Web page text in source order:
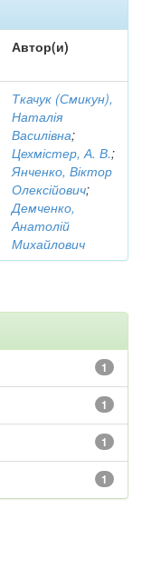
Автор(и)
Ткачук (Смикун),
Наталія
Василівна;
Цехмістер, А. В.;
Янченко, Віктор
Олексійович;
Демченко,
Анатолій
Михайлович
1
1
1
1